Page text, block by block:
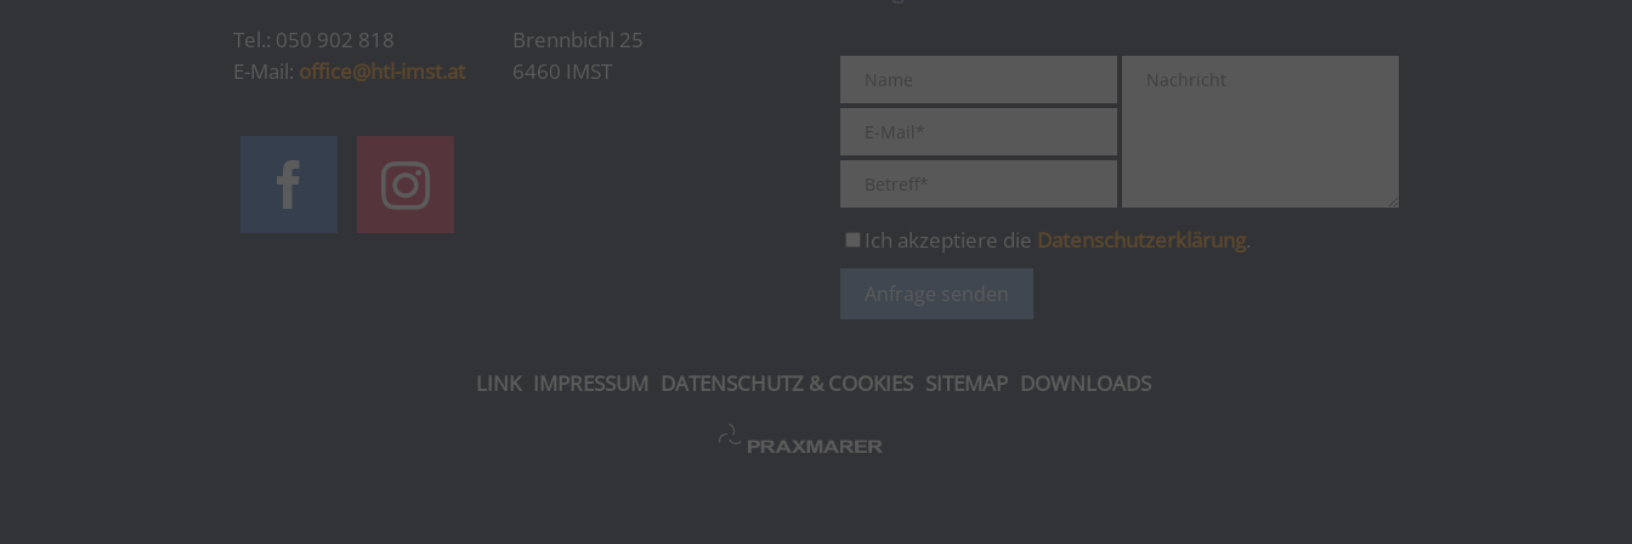
Tel.: 050 902 818
E-Mail: office@htl-imst.at
Brennbichl 25
6460 IMST
Ich akzeptiere die Datenschutzerklärung.
LINK IMPRESSUM DATENSCHUTZ & COOKIES SITEMAP DOWNLOADS